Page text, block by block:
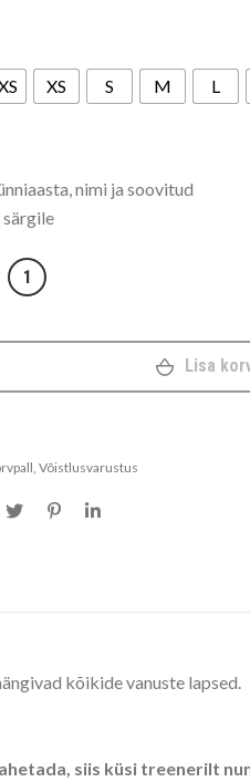
XS S M L
nimi ja soovitud
Võistlusvormi kahepoolne särk (kõik
Lisa
Võistlusvarustus
kõikide vanuste lapsed.
siis küsi treenerilt